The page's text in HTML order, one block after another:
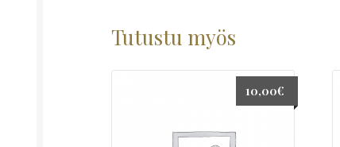
Tutustu myös
10,00€